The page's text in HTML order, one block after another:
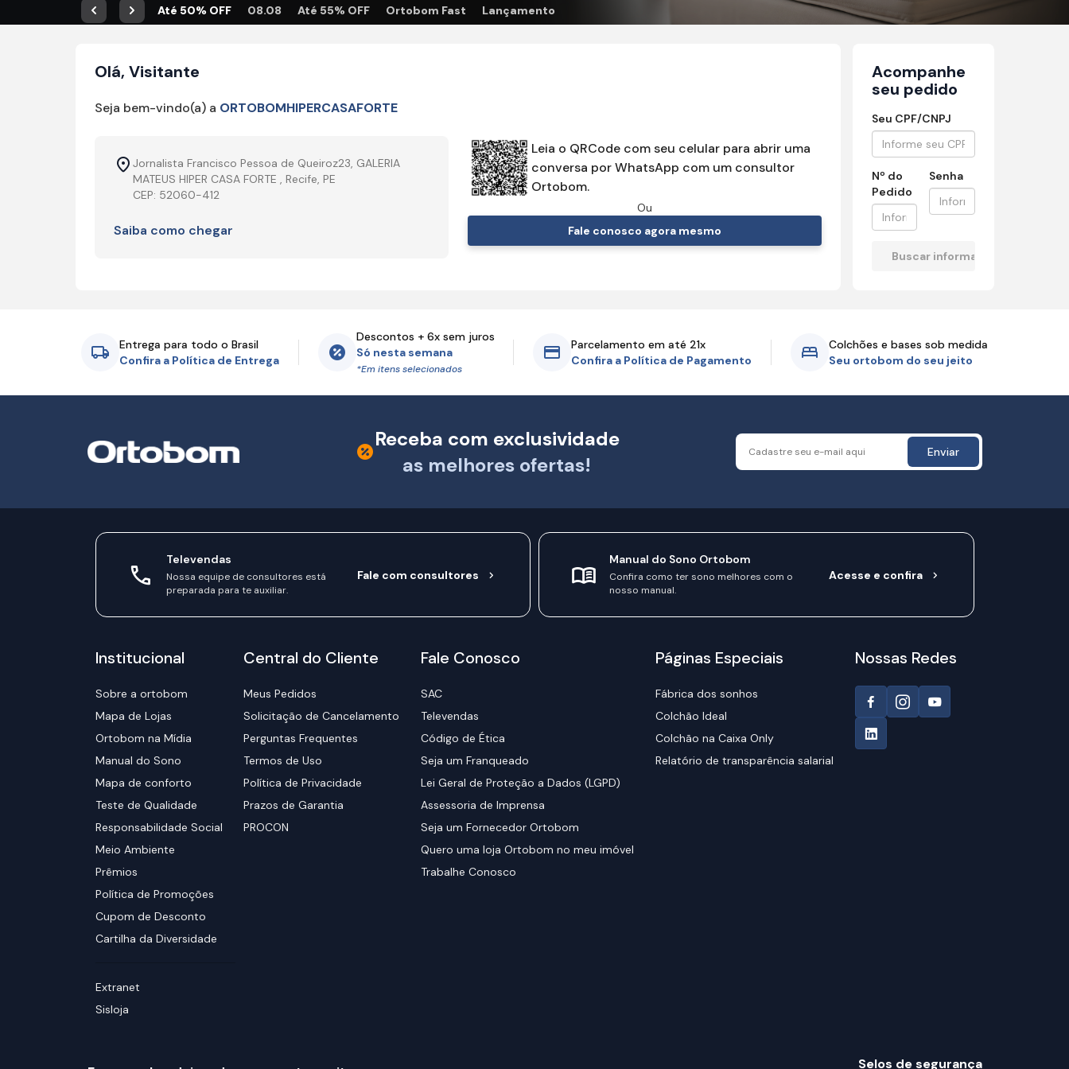
AnteriorPróximoAté 50% OFF 08.08 Até 55% OFF Ortobom Fast Lançamento
Olá, Visitante
Seja bem-vindo(a) a ORTOBOMHIPERCASAFORTE
Jornalista Francisco Pessoa de Queiroz23, GALERIA
MATEUS HIPER CASA FORTE , Recife, PE
CEP: 52060-412
Saiba como chegar
Leia o QRCode com seu celular para abrir uma
conversa por WhatsApp com um consultor
Ortobom.
Ou
Fale conosco agora mesmo
Acompanhe
seu pedido
Seu CPF/CNPJ
Nº do
Pedido
Senha
Entrega para todo o Brasil
Confira a Política de Entrega
Descontos + 6x sem juros
Só nesta semana
*Em itens selecionados
Parcelamento em até 21x
Confira a Política de Pagamento
Colchões e bases sob medida
Seu ortobom do seu jeito
Receba com exclusividade
as melhores ofertas!
Enviar
Televendas
Nossa equipe de consultores está
preparada para te auxiliar.
Fale com consultores
Manual do Sono Ortobom
Confira como ter sono melhores com o
nosso manual.
Acesse e confira
Institucional
Sobre a ortobom
Mapa de Lojas
Ortobom na Mídia
Manual do Sono
Mapa de conforto
Teste de Qualidade
Responsabilidade Social
Meio Ambiente
Prêmios
Política de Promoções
Cupom de Desconto
Cartilha da Diversidade
Extranet
Sisloja
Central do Cliente
Meus Pedidos
Solicitação de Cancelamento
Perguntas Frequentes
Termos de Uso
Política de Privacidade
Prazos de Garantia
PROCON
Fale Conosco
SAC
Televendas
Código de Ética
Seja um Franqueado
Lei Geral de Proteção a Dados (LGPD)
Assessoria de Imprensa
Seja um Fornecedor Ortobom
Quero uma loja Ortobom no meu imóvel
Trabalhe Conosco
Páginas Especiais
Fábrica dos sonhos
Colchão Ideal
Colchão na Caixa Only
Relatório de transparência salarial
Nossas Redes
Selos de segurança